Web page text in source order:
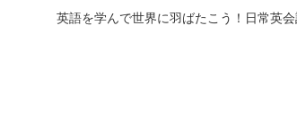
英語を学んで世界に羽ばたこう！日常英